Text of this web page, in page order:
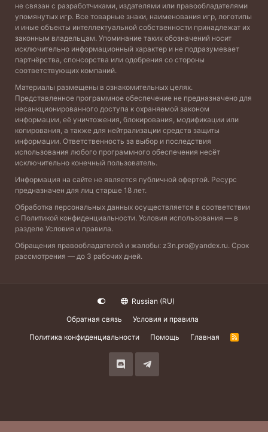
не связан с разработчиками, издателями или правообладателями
упомянутых игр. Все товарные знаки, наименования игр, логотипы
и иные объекты интеллектуальной собственности принадлежат их
законным владельцам. Упоминание таких обозначений носит
исключительно информационный характер и не подразумевает
партнёрства, спонсорства или одобрения со стороны
соответствующих компаний.
Материалы размещены в ознакомительных целях.
Представленное программное обеспечение не предназначено для
несанкционированного доступа к охраняемой законом
информации, её уничтожения, блокирования, модификации или
копирования, а также для нейтрализации средств защиты
информации. Ответственность за выбор и последствия
использования любого программного обеспечения несёт
исключительно конечный пользователь.
Информация на сайте не является публичной офертой. Ресурс
предназначен для лиц старше 18 лет.
Обработка персональных данных осуществляется в соответствии
с Политикой конфиденциальности. Условия использования — в
разделе Условия и правила.
Обращения правообладателей и жалобы: z3n.pro@yandex.ru. Срок
рассмотрения — до 3 рабочих дней.
Russian (RU)
Обратная связь
Условия и правила
Политика конфиденциальности
Помощь Главная
R